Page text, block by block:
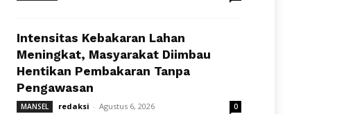
Intensitas Kebakaran Lahan
Meningkat, Masyarakat Diimbau
Hentikan Pembakaran Tanpa
Pengawasan
MANSEL redaksi - Agustus 6, 2026 0